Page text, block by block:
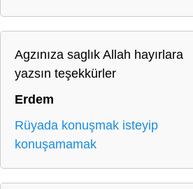
Agzınıza saglık Allah hayırlara
yazsın teşekkürler
Erdem
Rüyada konuşmak isteyip
konuşamamak